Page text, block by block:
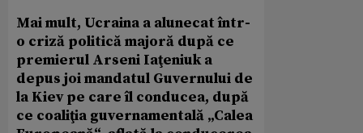
Mai mult, Ucraina a alunecat într-
o criză politică majoră după ce
premierul Arseni Iaţeniuk a
depus joi mandatul Guvernului de
la Kiev pe care îl conducea, după
ce coaliţia guvernamentală „Calea